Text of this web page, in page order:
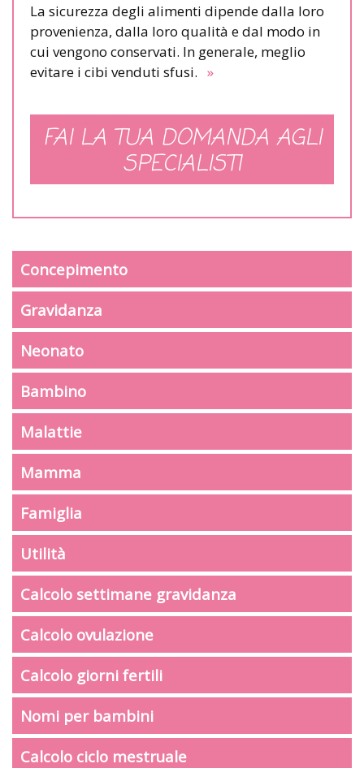
La sicurezza degli alimenti dipende dalla loro
provenienza, dalla loro qualità e dal modo in
cui vengono conservati. In generale, meglio
evitare i cibi venduti sfusi. »
FAI LA TUA DOMANDA AGLI
SPECIALISTI
Concepimento
Gravidanza
Neonato
Bambino
Malattie
Mamma
Famiglia
Utilità
Calcolo settimane gravidanza
Calcolo ovulazione
Calcolo giorni fertili
Nomi per bambini
Calcolo ciclo mestruale